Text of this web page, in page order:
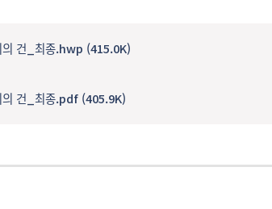
개최의 건_최종.hwp (415.0K)
건_최종.pdf (405.9K)